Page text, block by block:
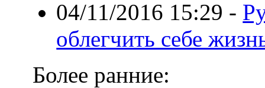
04/11/2016 15:29 -
облегчить себе
Более ранние: